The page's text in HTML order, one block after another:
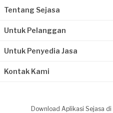
Tentang Sejasa
Untuk Pelanggan
Untuk Penyedia Jasa
Kontak Kami
Download Aplikasi Sejasa di